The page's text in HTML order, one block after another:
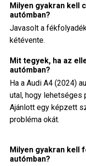
Milyen gyakran kell
autómban?
Javasolt a
kétévente.
Mit tegyek, ha az
autómban?
Ha a Audi A4 (2024)
utal, hogy lehetséges
Ajánlott egy képzett
probléma okát.
Milyen gyakran kell
autómban?